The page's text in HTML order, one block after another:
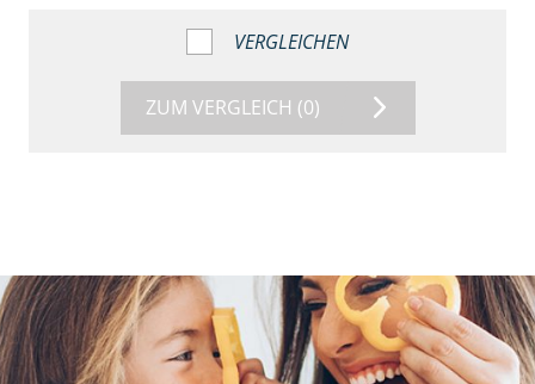
VERGLEICHEN
ZUM VERGLEICH (0)